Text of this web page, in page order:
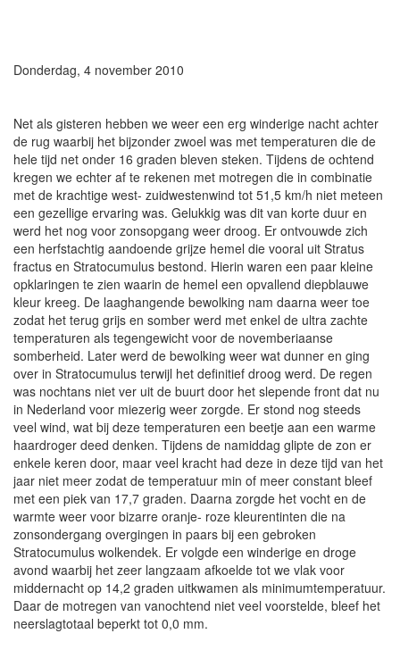
Donderdag, 4 november 2010
Net als gisteren hebben we weer een erg winderige nacht achter
de rug waarbij het bijzonder zwoel was met temperaturen die de
hele tijd net onder 16 graden bleven steken. Tijdens de ochtend
kregen we echter af te rekenen met motregen die in combinatie
met de krachtige west- zuidwestenwind tot 51,5 km/h niet meteen
een gezellige ervaring was. Gelukkig was dit van korte duur en
werd het nog voor zonsopgang weer droog. Er ontvouwde zich
een herfstachtig aandoende grijze hemel die vooral uit Stratus
fractus en Stratocumulus bestond. Hierin waren een paar kleine
opklaringen te zien waarin de hemel een opvallend diepblauwe
kleur kreeg. De laaghangende bewolking nam daarna weer toe
zodat het terug grijs en somber werd met enkel de ultra zachte
temperaturen als tegengewicht voor de novemberiaanse
somberheid. Later werd de bewolking weer wat dunner en ging
over in Stratocumulus terwijl het definitief droog werd. De regen
was nochtans niet ver uit de buurt door het slepende front dat nu
in Nederland voor miezerig weer zorgde. Er stond nog steeds
veel wind, wat bij deze temperaturen een beetje aan een warme
haardroger deed denken. Tijdens de namiddag glipte de zon er
enkele keren door, maar veel kracht had deze in deze tijd van het
jaar niet meer zodat de temperatuur min of meer constant bleef
met een piek van 17,7 graden. Daarna zorgde het vocht en de
warmte weer voor bizarre oranje- roze kleurentinten die na
zonsondergang overgingen in paars bij een gebroken
Stratocumulus wolkendek. Er volgde een winderige en droge
avond waarbij het zeer langzaam afkoelde tot we vlak voor
middernacht op 14,2 graden uitkwamen als minimumtemperatuur.
Daar de motregen van vanochtend niet veel voorstelde, bleef het
neerslagtotaal beperkt tot 0,0 mm.